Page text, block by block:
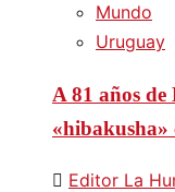
Mundo
Uruguay
A 81 años
«hibakusha»
Editor La